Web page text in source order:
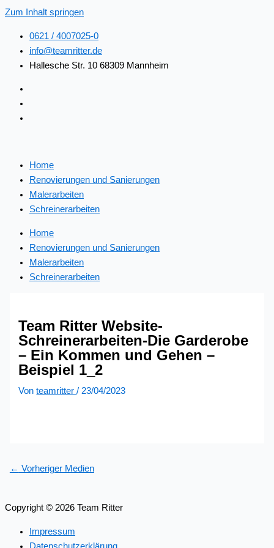
Zum Inhalt springen
0621 / 4007025-0
info@teamritter.de
Hallesche Str. 10 68309 Mannheim
Home
Renovierungen und Sanierungen
Malerarbeiten
Schreinerarbeiten
Home
Renovierungen und Sanierungen
Malerarbeiten
Schreinerarbeiten
Team Ritter Website-
Schreinerarbeiten-Die Garderobe
– Ein Kommen und Gehen –
Beispiel 1_2
Vonteamritter/ 23/04/2023
← Vorheriger Medien
Copyright © 2026 Team Ritter
Impressum